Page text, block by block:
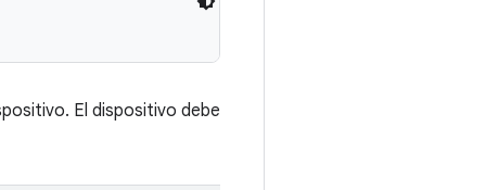
El dispositivo debe